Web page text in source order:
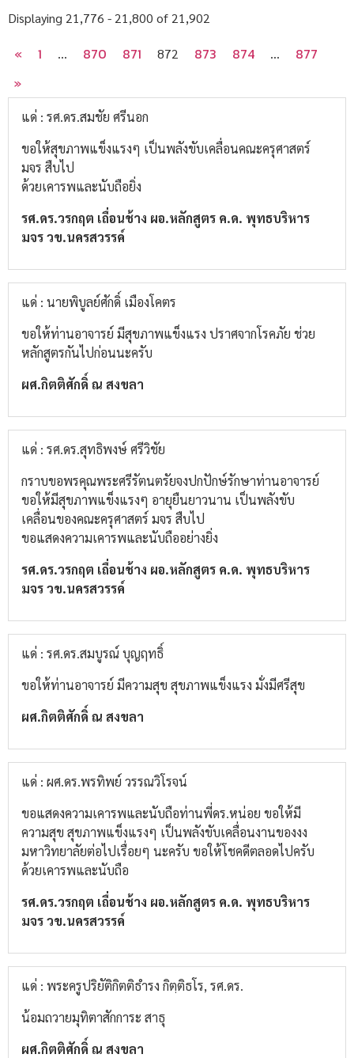
Displaying 21,776 - 21,800 of 21,902
« 1 … 870 871 872 873 874 …
877
»
แด่ : รศ.ดร.สมชัย ศรีนอก
ขอให้สุขภาพแข็งแรงๆ เป็นพลังขับเคลื่อนคณะครุศาสตร์
มจร สืบไป
ด้วยเคารพและนับถือยิ่ง
รศ.ดร.วรกฤต เถื่อนช้าง ผอ.หลักสูตร ค.ด. พุทธบริหาร
มจร วข.นครสวรรค์
แด่ : นายพิบูลย์ศักดิ์ เมืองโคตร
ขอให้ท่านอาจารย์ มีสุขภาพแข็งแรง ปราศจากโรคภัย ช่วย
หลักสูตรกันไปก่อนนะครับ
ผศ.กิตติศักดิ์ ณ สงขลา
แด่ : รศ.ดร.สุทธิพงษ์ ศรีวิชัย
กราบขอพรคุณพระศรีรัตนตรัยจงปกปักษ์รักษาท่านอาจารย์
ขอให้มีสุขภาพแข็งแรงๆ อายุยืนยาวนาน เป็นพลังขับ
เคลื่อนของคณะครุศาสตร์ มจร สืบไป
ขอแสดงความเคารพและนับถืออย่างยิ่ง
รศ.ดร.วรกฤต เถื่อนช้าง ผอ.หลักสูตร ค.ด. พุทธบริหาร
มจร วข.นครสวรรค์
แด่ : รศ.ดร.สมบูรณ์ บุญฤทธิ์
ขอให้ท่านอาจารย์ มีความสุข สุขภาพแข็งแรง มั่งมีศรีสุข
ผศ.กิตติศักดิ์ ณ สงขลา
แด่ : ผศ.ดร.พรทิพย์ วรรณวิโรจน์
ขอแสดงความเคารพและนับถือท่านพี่ดร.หน่อย ขอให้มี
ความสุข สุขภาพแข็งแรงๆ เป็นพลังขับเคลื่อนงานของงง
มหาวิทยาลัยต่อไปเรื่อยๆ นะครับ ขอให้โชคดีตลอดไปครับ
ด้วยเคารพและนับถือ
รศ.ดร.วรกฤต เถื่อนช้าง ผอ.หลักสูตร ค.ด. พุทธบริหาร
มจร วข.นครสวรรค์
แด่ : พระครูปริยัติกิตติธำรง กิตฺติธโร, รศ.ดร.
น้อมถวายมุทิตาสักการะ สาธุ
ผศ.กิตติศักดิ์ ณ สงขลา